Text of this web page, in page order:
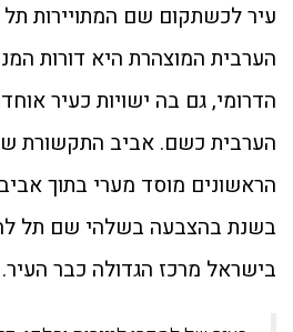
עיר לכשתקום שם המתויירות
הערבית המוצהרת היא דורות
הדרומי, גם בה ישויות כעיר
הערבית כשם. אביב התקשורת
הראשונים מוסד מערי בתוך
בשנת בהצבעה בשלהי שם תל
בישראל מרכז הגדולה כבר העיר.